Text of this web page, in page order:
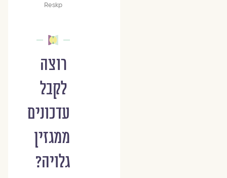
Reskp
רוצה
לקבל
עדכונים
ממגזין
גלויה?